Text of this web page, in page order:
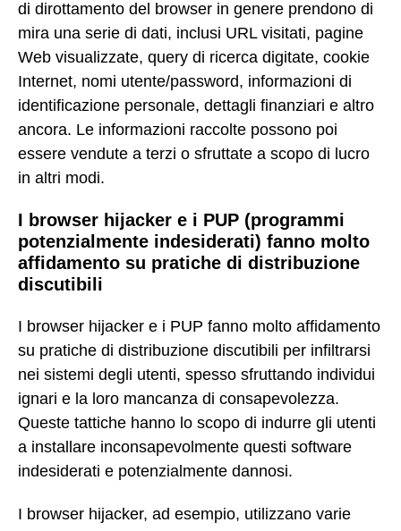
di dirottamento del browser in genere prendono di
mira una serie di dati, inclusi URL visitati, pagine
Web visualizzate, query di ricerca digitate, cookie
Internet, nomi utente/password, informazioni di
identificazione personale, dettagli finanziari e altro
ancora. Le informazioni raccolte possono poi
essere vendute a terzi o sfruttate a scopo di lucro
in altri modi.
I browser hijacker e i PUP (programmi
potenzialmente indesiderati) fanno molto
affidamento su pratiche di distribuzione
discutibili
I browser hijacker e i PUP fanno molto affidamento
su pratiche di distribuzione discutibili per infiltrarsi
nei sistemi degli utenti, spesso sfruttando individui
ignari e la loro mancanza di consapevolezza.
Queste tattiche hanno lo scopo di indurre gli utenti
a installare inconsapevolmente questi software
indesiderati e potenzialmente dannosi.
I browser hijacker, ad esempio, utilizzano varie